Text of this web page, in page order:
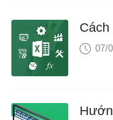
Cách
07/